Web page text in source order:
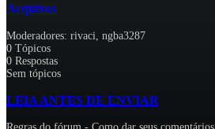
Arquivos
Moderadores: rivaci ngba3287
0 Tópicos
0 Respostas
Sem tópicos
LEIA ANTES DE ENVIAR